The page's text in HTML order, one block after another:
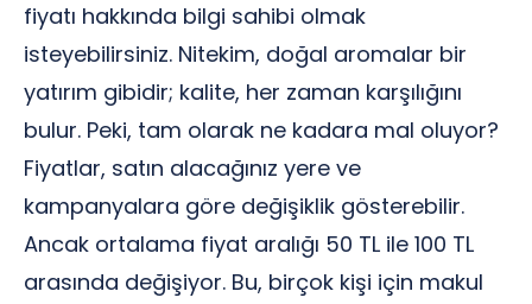
fiyatı hakkında bilgi sahibi olmak
isteyebilirsiniz. Nitekim, doğal aromalar bir
yatırım gibidir; kalite, her zaman karşılığını
bulur. Peki, tam olarak ne kadara mal oluyor?
Fiyatlar, satın alacağınız yere ve
kampanyalara göre değişiklik gösterebilir.
Ancak ortalama fiyat aralığı 50 TL ile 100 TL
arasında değişiyor. Bu, birçok kişi için makul